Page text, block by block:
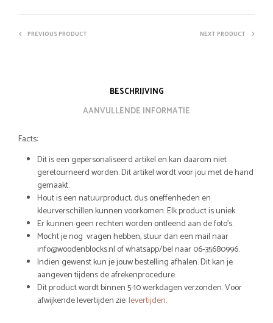
PREVIOUS PRODUCT NEXT PRODUCT
BESCHRIJVING
AANVULLENDE INFORMATIE
Facts:
Dit is een gepersonaliseerd artikel en kan daarom niet
geretourneerd worden. Dit artikel wordt voor jou met de hand
gemaakt.
Hout is een natuurproduct, dus oneffenheden en
kleurverschillen kunnen voorkomen. Elk product is uniek.
Er kunnen geen rechten worden ontleend aan de foto’s.
Mocht je nog vragen hebben, stuur dan een mail naar
info@woodenblocks.nl of whatsapp/bel naar 06-35680996.
Indien gewenst kun je jouw bestelling afhalen. Dit kan je
aangeven tijdens de afrekenprocedure.
Dit product wordt binnen 5-10 werkdagen verzonden. Voor
afwijkende levertijden zie:levertijden.